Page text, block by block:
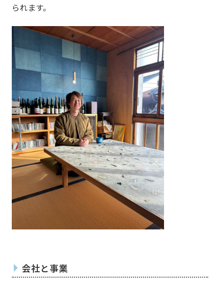
私たちについて About
られます。
会社と事業